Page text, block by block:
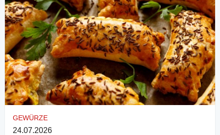
GEWÜRZE
24.07.2026